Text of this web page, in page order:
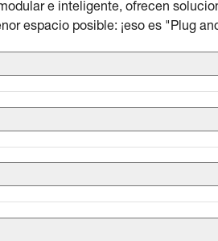
e inteligente, ofrecen
espacio posible: ¡eso es "Plug